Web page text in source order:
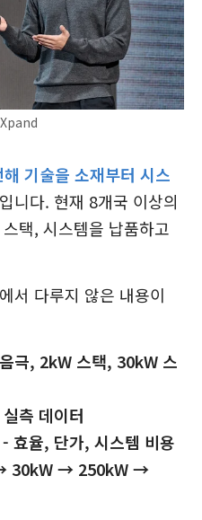
기술을 소재부터 시스
입니다. 현재 8개국 이상의
택, 시스템을 납품하고
서 다루지 않은 내용이
극, 2kW 스택, 30kW 스
측 데이터
효율, 단가, 시스템 비용
30kW → 250kW →